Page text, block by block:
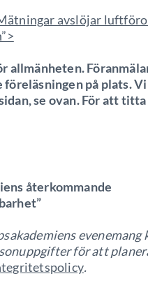
avslöjar
på plats.
se ovan. För att
återkommande
evenemang
för att
.